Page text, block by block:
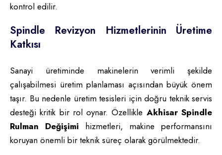
kontrol edilir.
Spindle Revizyon Hizmetlerinin Üretime
Katkısı
Sanayi üretiminde makinelerin verimli şekilde
çalışabilmesi üretim planlaması açısından büyük önem
taşır. Bu nedenle üretim tesisleri için doğru teknik servis
desteği kritik bir rol oynar. Özellikle Akhisar Spindle
Rulman Değişimi hizmetleri, makine performansını
koruyan önemli bir teknik süreç olarak görülmektedir.